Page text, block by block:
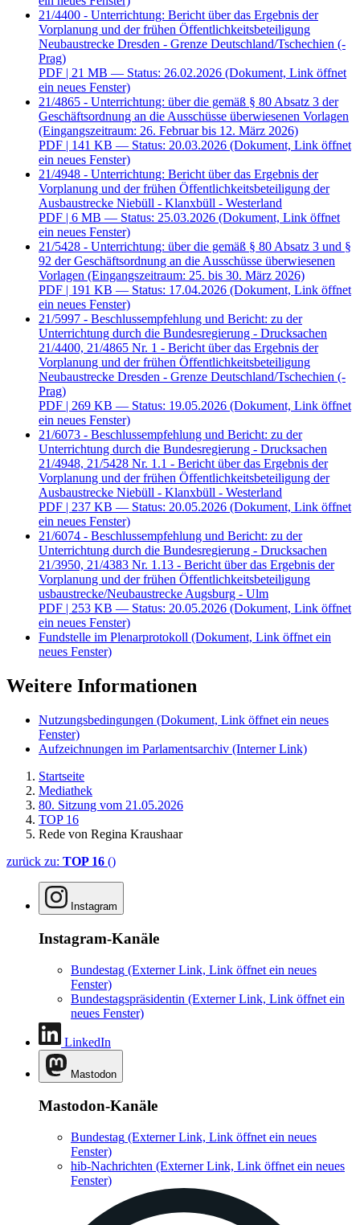
21/4400 - Unterrichtung: Bericht über das Ergebnis der
Vorplanung und der frühen Öffentlichkeitsbeteiligung
Neubaustrecke Dresden - Grenze Deutschland/Tschechien (-
Prag)
PDF | 21 MB — Status: 26.02.2026 (Dokument, Link öffnet
ein neues Fenster)
21/4865 - Unterrichtung: über die gemäß § 80 Absatz 3 der
Geschäftsordnung an die Ausschüsse überwiesenen Vorlagen
(Eingangszeitraum: 26. Februar bis 12. März 2026)
PDF | 141 KB — Status: 20.03.2026 (Dokument, Link öffnet
ein neues Fenster)
21/4948 - Unterrichtung: Bericht über das Ergebnis der
Vorplanung und der frühen Öffentlichkeitsbeteiligung der
Ausbaustrecke Niebüll - Klanxbüll - Westerland
PDF | 6 MB — Status: 25.03.2026 (Dokument, Link öffnet
ein neues Fenster)
21/5428 - Unterrichtung: über die gemäß § 80 Absatz 3 und §
92 der Geschäftsordnung an die Ausschüsse überwiesenen
Vorlagen (Eingangszeitraum: 25. bis 30. März 2026)
PDF | 191 KB — Status: 17.04.2026 (Dokument, Link öffnet
ein neues Fenster)
21/5997 - Beschlussempfehlung und Bericht: zu der
Unterrichtung durch die Bundesregierung - Drucksachen
21/4400, 21/4865 Nr. 1 - Bericht über das Ergebnis der
Vorplanung und der frühen Öffentlichkeitsbeteiligung
Neubaustrecke Dresden - Grenze Deutschland/Tschechien (-
Prag)
PDF | 269 KB — Status: 19.05.2026 (Dokument, Link öffnet
ein neues Fenster)
21/6073 - Beschlussempfehlung und Bericht: zu der
Unterrichtung durch die Bundesregierung - Drucksachen
21/4948, 21/5428 Nr. 1.1 - Bericht über das Ergebnis der
Vorplanung und der frühen Öffentlichkeitsbeteiligung der
Ausbaustrecke Niebüll - Klanxbüll - Westerland
PDF | 237 KB — Status: 20.05.2026 (Dokument, Link öffnet
ein neues Fenster)
21/6074 - Beschlussempfehlung und Bericht: zu der
Unterrichtung durch die Bundesregierung - Drucksachen
21/3950, 21/4383 Nr. 1.13 - Bericht über das Ergebnis der
Vorplanung und der frühen Öffentlichkeitsbeteiligung
usbaustrecke/Neubaustrecke Augsburg - Ulm
PDF | 253 KB — Status: 20.05.2026 (Dokument, Link öffnet
ein neues Fenster)
Fundstelle im Plenarprotokoll (Dokument, Link öffnet ein
neues Fenster)
Weitere Informationen
Nutzungsbedingungen (Dokument, Link öffnet ein neues
Fenster)
Aufzeichnungen im Parlamentsarchiv (Interner Link)
Startseite
Mediathek
80. Sitzung vom 21.05.2026
TOP 16
Rede von Regina Kraushaar
zurück zu: TOP 16 ()
Instagram
Instagram-Kanäle
Bundestag (Externer Link, Link öffnet ein neues
Fenster)
Bundestagspräsidentin (Externer Link, Link öffnet ein
neues Fenster)
LinkedIn
Mastodon
Mastodon-Kanäle
Bundestag (Externer Link, Link öffnet ein neues
Fenster)
hib-Nachrichten (Externer Link, Link öffnet ein neues
Fenster)